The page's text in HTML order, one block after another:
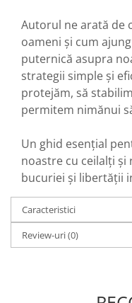
Autorul ne arată de
oameni și cum
puternică asupra
strategii simple și
protejăm, să
permitem nimănui
Un ghid esențial
noastre cu ceilalți și
bucuriei și libertății
Caracteristici
Review-uri(0)